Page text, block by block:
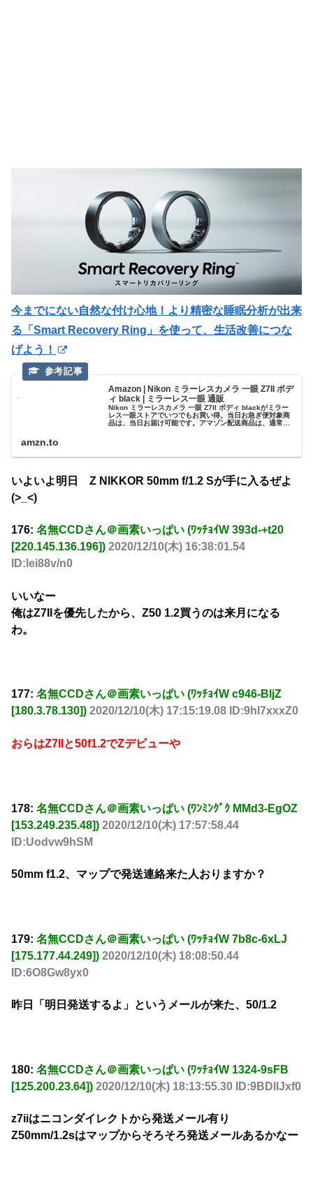
今までにない自然な付け心地！より精密な睡眠分析が出来
る「Smart Recovery Ring」を使って、生活改善につな
げよう！
Amazon | Nikon ミラーレスカメラ 一眼 Z7II ボデ
ィ black | ミラーレス一眼 通販
Nikon ミラーレスカメラ 一眼 Z7II ボディ blackがミラー
レス一眼ストアでいつでもお買い得。当日お急ぎ便対象商
品は、当日お届け可能です。アマゾン配送商品は、通常配
amzn.to
いよいよ明日 Z NIKKOR 50mm f/1.2 Sが手に入るぜよ
(>_<)
176: 名無CCDさん＠画素いっぱい (ﾜｯﾁｮｲW 393d-+t20
[220.145.136.196]) 2020/12/10(木) 16:38:01.54
ID:lei88v/n0
いいなー
俺はZ7IIを優先したから、Z50 1.2買うのは来月になる
わ。
177: 名無CCDさん＠画素いっぱい (ﾜｯﾁｮｲW c946-BljZ
[180.3.78.130]) 2020/12/10(木) 17:15:19.08 ID:9hl7xxxZ0
おらはZ7IIと50f1.2でZデビューや
178: 名無CCDさん＠画素いっぱい (ﾜﾝﾐﾝｸﾞｸ MMd3-EgOZ
[153.249.235.48]) 2020/12/10(木) 17:57:58.44
ID:Uodvw9hSM
50mm f1.2、マップで発送連絡来た人おりますか？
179: 名無CCDさん＠画素いっぱい (ﾜｯﾁｮｲW 7b8c-6xLJ
[175.177.44.249]) 2020/12/10(木) 18:08:50.44
ID:6O8Gw8yx0
昨日「明日発送するよ」というメールが来た、50/1.2
180: 名無CCDさん＠画素いっぱい (ﾜｯﾁｮｲW 1324-9sFB
[125.200.23.64]) 2020/12/10(木) 18:13:55.30 ID:9BDllJxf0
z7iiはニコンダイレクトから発送メール有り
Z50mm/1.2sはマップからそろそろ発送メールあるかなー